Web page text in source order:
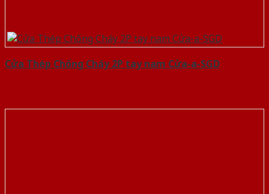
Cửa Thép Chống Cháy 2P tay nam Cửa-a-SGD